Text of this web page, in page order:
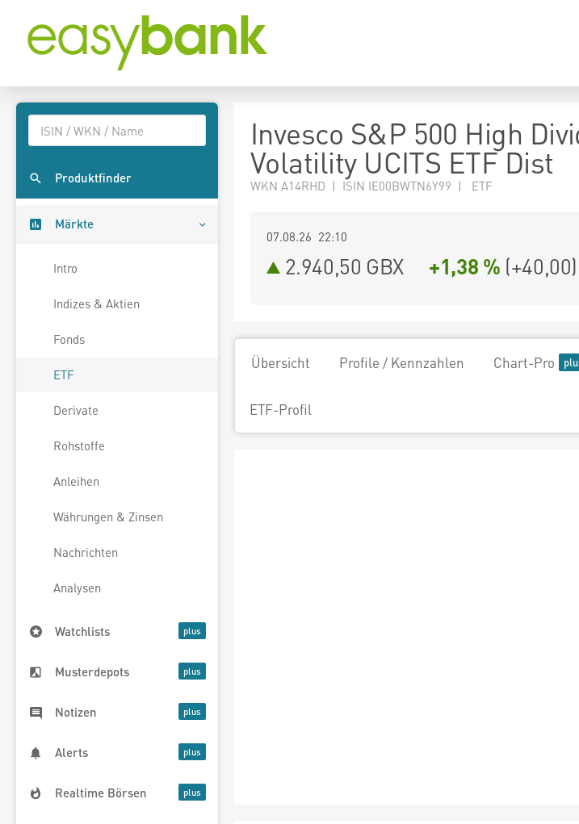
Produktfinder
Märkte
Intro
Indizes & Aktien
Fonds
ETF
Derivate
Rohstoffe
Anleihen
Währungen & Zinsen
Nachrichten
Analysen
Watchlists
Musterdepots
Notizen
Alerts
Realtime Börsen
Invesco S&P 500 High
Volatility UCITS ETF Dist
WKN A14RHD | ISIN IE00BWTN6Y99 | ETF
07.08.26 22:10
2.940,50 GBX +1,38 % (+40,00)
Übersicht Profile / Kennzahlen Chart-Pro
ETF-Profil